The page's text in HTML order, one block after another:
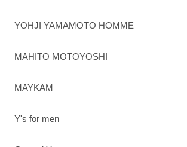
YOHJI YAMAMOTO HOMME
MAHITO MOTOYOSHI
MAYKAM
Y's for men